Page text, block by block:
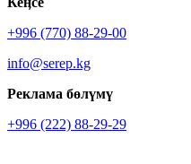
+996 (770) 88-29-00
info@serep.kg
Реклама бөлүмү
+996 (222) 88-29-29